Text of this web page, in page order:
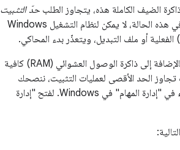
حدّ التثبيت
الحالي، وهو إجمالي ذاكرة الوصول العشوائي (RAM) الفعلية المتاحة وملف التبديل. في هذه الحالة، لا يمكن لنظام التشغيل Windows
في الحالات النموذجية، تكون مساحة محرك الأقراص الثابتة المخصّصة لملف التبديل بالإضافة إلى ذاكرة الوصول العشوائي (RAM) كافية
الحد الأقصى لعمليات التثبيت، ننصحك
في "إدارة المهام" في Windows. لفتح "إدارة